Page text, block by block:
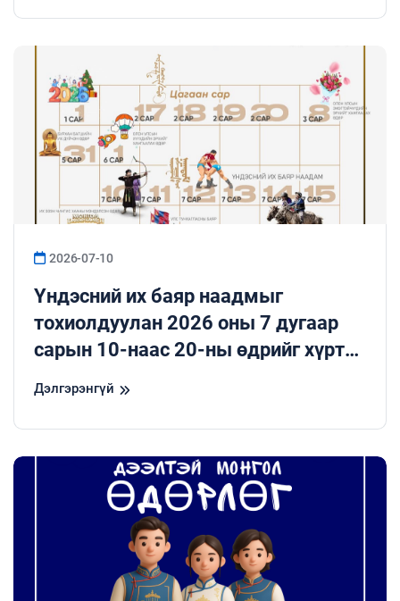
2026-07-10
Үндэсний их баяр наадмыг
тохиолдуулан 2026 оны 7 дугаар
сарын 10-наас 20-ны өдрийг хүртэл
Дэлгэрэнгүй